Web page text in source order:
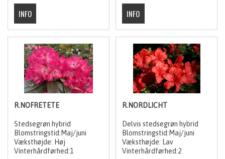
R.NOFRETETE
Stedsegrøn hybrid
Blomstringstid:Maj/juni
Væksthøjde: Høj
Vinterhårdførhed:1
R.NORDLICHT
Delvis stedsegrøn hybrid
Blomstringstid:Maj/juni
Væksthøjde: Lav
Vinterhårdførhed:2